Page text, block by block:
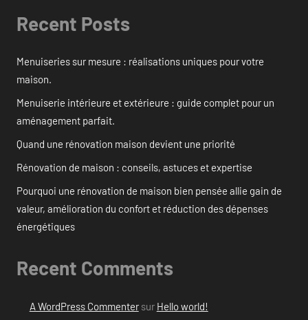
Recent Posts
Menuiseries sur mesure : réalisations uniques pour votre
maison.
Menuiserie intérieure et extérieure : guide complet pour un
aménagement parfait.
Quand une rénovation maison devient une priorité
Rénovation de maison : conseils, astuces et expertise
Pourquoi une rénovation de maison bien pensée allie gain de
valeur, amélioration du confort et réduction des dépenses
énergétiques
Recent Comments
A WordPress Commentersur Hello world!